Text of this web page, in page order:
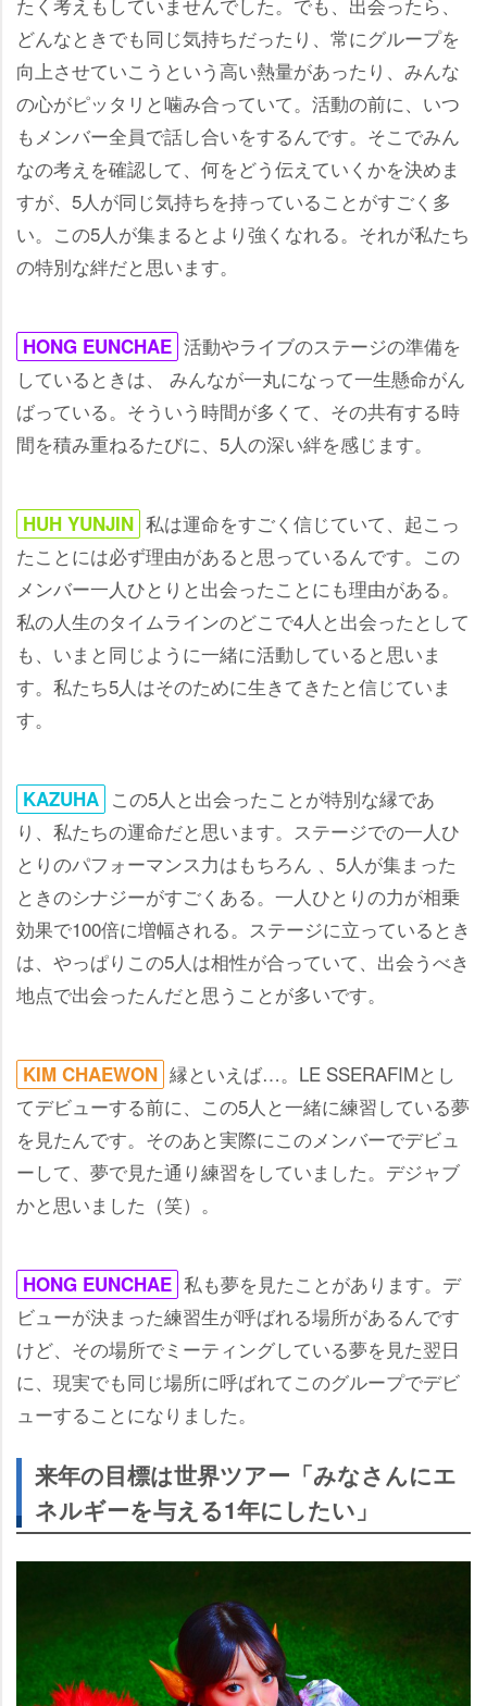
どんなときでも同じ気持ちだったり、常にグループを
向上させていこうという高い熱量があったり、みんな
の心がピッタリと噛み合っていて。活動の前に、いつ
もメンバー全員で話し合いをするんです。そこでみん
なの考えを確認して、何をどう伝えていくかを決めま
すが、5人が同じ気持ちを持っていることがすごく多
い。この5人が集まるとより強くなれる。それが私たち
の特別な絆だと思います。
HONG EUNCHAE 活動やライブのステージの準備を
しているときは、 みんなが一丸になって一生懸命がん
ばっている。そういう時間が多くて、その共有する時
間を積み重ねるたびに、5人の深い絆を感じます。
HUH YUNJIN 私は運命をすごく信じていて、起こっ
たことには必ず理由があると思っているんです。この
メンバー一人ひとりと出会ったことにも理由がある。
私の人生のタイムラインのどこで4人と出会ったとして
も、いまと同じように一緒に活動していると思いま
す。私たち5人はそのために生きてきたと信じていま
す。
KAZUHA この5人と出会ったことが特別な縁であ
り、私たちの運命だと思います。ステージでの一人ひ
とりのパフォーマンス力はもちろん 、5人が集まった
ときのシナジーがすごくある。一人ひとりの力が相乗
効果で100倍に増幅される。ステージに立っているとき
は、やっぱりこの5人は相性が合っていて、出会うべき
地点で出会ったんだと思うことが多いです。
KIM CHAEWON 縁といえば…。LE SSERAFIMとし
てデビューする前に、この5人と一緒に練習している夢
を見たんです。そのあと実際にこのメンバーでデビュ
ーして、夢で見た通り練習をしていました。デジャブ
かと思いました（笑）。
HONG EUNCHAE 私も夢を見たことがあります。デ
ビューが決まった練習生が呼ばれる場所があるんです
けど、その場所でミーティングしている夢を見た翌日
に、現実でも同じ場所に呼ばれてこのグループでデビ
ューすることになりました。
来年の目標は世界ツアー「みなさんにエ
ネルギーを与える1年にしたい」